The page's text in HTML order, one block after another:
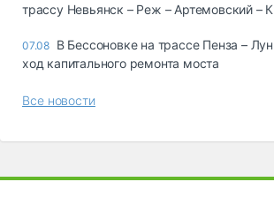
трассу Невьянск – Реж – Артемовский –
07.08 В Бессоновке на трассе Пенза –
ход капитального ремонта моста
Все новости